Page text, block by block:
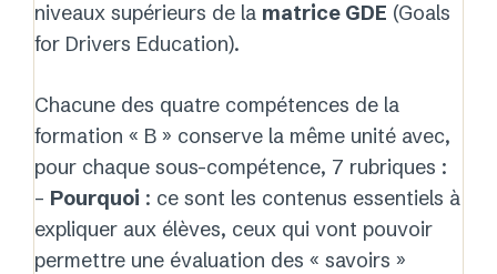
niveaux supérieurs de la matrice GDE (Goals
for Drivers Education).
Chacune des quatre compétences de la
formation « B » conserve la même unité avec,
pour chaque sous-compétence, 7 rubriques :
– Pourquoi : ce sont les contenus essentiels à
expliquer aux élèves, ceux qui vont pouvoir
permettre une évaluation des « savoirs »